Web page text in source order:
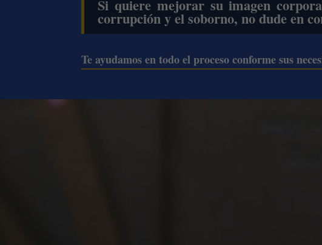
Si quiere mejorar su imagen
corrupción y el soborno, no dude en
Te ayudamos en todo el proceso conforme sus